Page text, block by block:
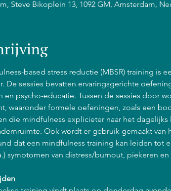
Steve Bikoplein 13, 1092 GM, Amsterdam,
based stress reductie (MBSR) training is
De sessies bevatten ervaringsgerichte
en psycho-educatie. Tussen de sessies door
waaronder formele oefeningen, zoals een
die mindfulness explicieter naar het
Ook wordt er gebruik gemaakt
dat een mindfulness training kan leiden tot
symptomen van distress/burnout, piekeren